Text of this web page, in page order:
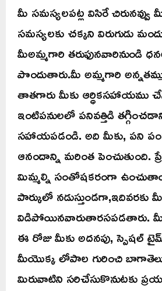
మీ సమస్యలపట్ల విసిరే చిరునవ్వు
సమస్యలకు చక్కని విరుగుడు
మీఅమ్మగారి తరుఫునవారినుండి
పొందుతారు.మీ అమ్మగారి
తాతగారు మీకు ఆర్ధికసహాయము
ఇంటిపనులలో పనివత్తిడి
సహాయపడండి. అది మీకు, పని
ఆనందాన్ని మరింత పెంచుతుంది.
మిమ్మల్ని సంతోషకరంగా
పార్కులో
విడిపోయినవారుతారసపడతారు.
ఈ రోజు మీకు అదనపు, స్పెషల్
మీయొక్క లోపాల గురించి
మిరువాటిని సరిచేసుకొనుటకు